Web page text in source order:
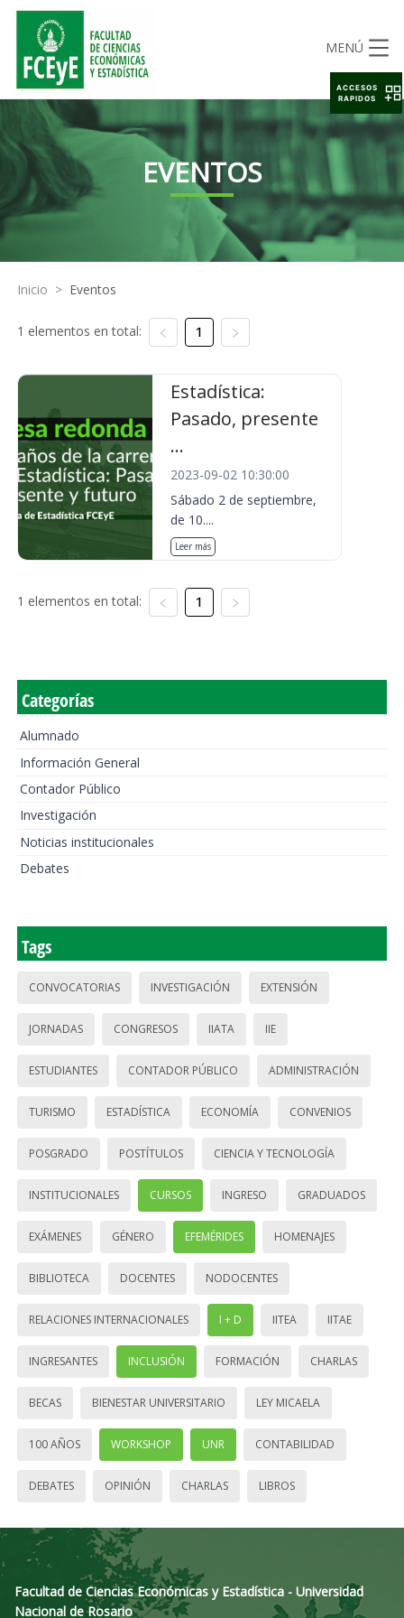
MENÚ
EVENTOS
Inicio > Eventos
1 elementos en total: 1
Estadística:
Pasado, presente
...
2023-09-02 10:30:00
Sábado 2 de septiembre,
de 10....
Leer más
1 elementos en total: 1
Categorías
Alumnado
Información General
Contador Público
Investigación
Noticias institucionales
Debates
Tags
CONVOCATORIAS INVESTIGACIÓN EXTENSIÓN
JORNADAS CONGRESOS IIATA IIE
ESTUDIANTES CONTADOR PÚBLICO ADMINISTRACIÓN
TURISMO ESTADÍSTICA ECONOMÍA CONVENIOS
POSGRADO POSTÍTULOS CIENCIA Y TECNOLOGÍA
INSTITUCIONALES CURSOS INGRESO GRADUADOS
EXÁMENES GÉNERO EFEMÉRIDES HOMENAJES
BIBLIOTECA DOCENTES NODOCENTES
RELACIONES INTERNACIONALES I + D IITEA IITAE
INGRESANTES INCLUSIÓN FORMACIÓN CHARLAS
BECAS BIENESTAR UNIVERSITARIO LEY MICAELA
100 AÑOS WORKSHOP UNR CONTABILIDAD
DEBATES OPINIÓN CHARLAS LIBROS
Facultad de Ciencias Económicas y Estadística - Universidad
Nacional de Rosario
ACCESOS
RAPIDOS